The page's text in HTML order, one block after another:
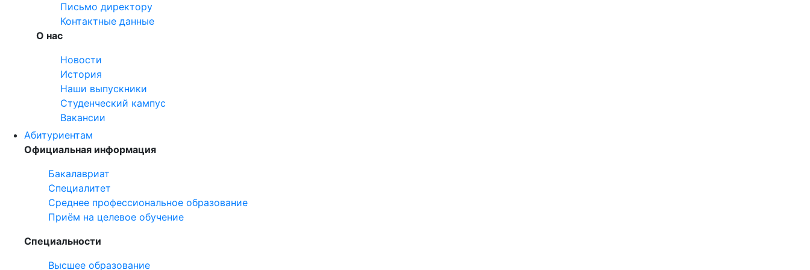
Письмо директору
Контактные данные
О нас
Новости
История
Наши выпускники
Студенческий кампус
Вакансии
Абитуриентам
Официальная информация
Бакалавриат
Специалитет
Среднее профессиональное образование
Приём на целевое обучение
Специальности
Высшее образование